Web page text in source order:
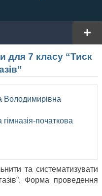
для 7 класу “Тиск
Володимирівна
гімназія-початкова
та систематизувати
Форма проведення